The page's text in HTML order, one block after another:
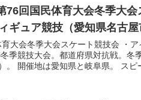
76回国民体育大会冬季大
ギュア競技（愛知県名古屋
育大会冬季大会スケート競技会 ・
季競技大会。都道府県対抗戦。冬
。 開催地は愛知県と岐阜県。 スピ